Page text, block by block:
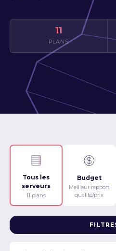
11
PLANS
Tous les
serveurs
11 plans
Budget
Meilleur rapport
qualité/prix